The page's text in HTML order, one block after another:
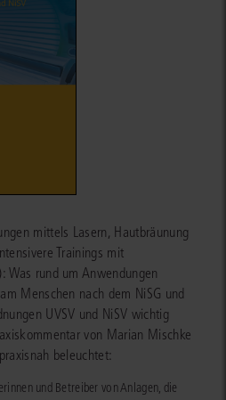
mittels Lasern, Hautbräunung
Trainings mit
Was rund um Anwendungen
Menschen nach dem NiSG und
UVSV und NiSV wichtig
von Marian Mischke
beleuchtet:
und Betreiber von Anlagen, die